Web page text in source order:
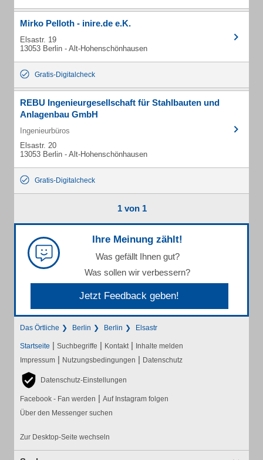
Mirko Pelloth - inire.de e.K.
Elsastr. 19
13053 Berlin - Alt-Hohenschönhausen
Gratis-Digitalcheck
REBU Ingenieurgesellschaft für Stahlbauten und
Anlagenbau GmbH
Ingenieurbüros
Elsastr. 20
13053 Berlin - Alt-Hohenschönhausen
Gratis-Digitalcheck
1 von 1
Ihre Meinung zählt!
Was gefällt Ihnen gut?
Was sollen wir verbessern?
Jetzt Feedback geben!
Das Örtliche Berlin Berlin Elsastr
Startseite | Suchbegriffe | Kontakt | Inhalte melden
Impressum | Nutzungsbedingungen | Datenschutz
Datenschutz-Einstellungen
Facebook - Fan werden | Auf Instagram folgen
Über den Messenger suchen
Zur Desktop-Seite wechseln